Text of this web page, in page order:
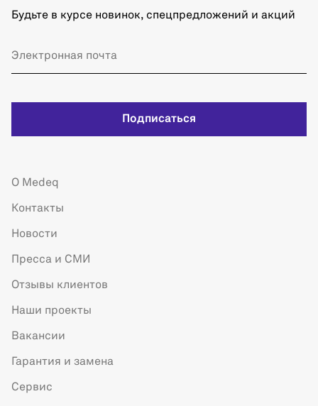
Будьте в курсе новинок, спецпредложений и акций
Подписаться
О Medeq
Контакты
Новости
Пресса и СМИ
Отзывы клиентов
Наши проекты
Вакансии
Гарантия и замена
Сервис